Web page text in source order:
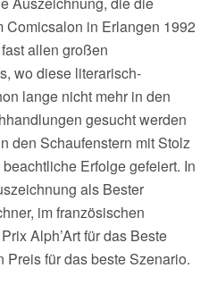
Comicsalon in Erlangen 1992
allen großen
wo diese literarisch-
lange nicht mehr in den
gesucht werden
den Schaufenstern mit Stolz
Erfolge gefeiert. In
als Bester
im französischen
Alph’Art für das Beste
für das beste Szenario.